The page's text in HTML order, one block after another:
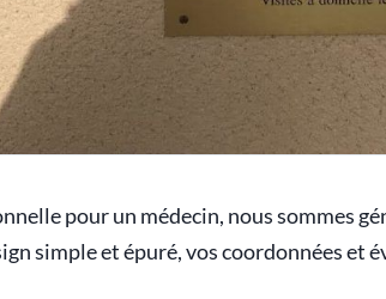
pour un médecin, nous sommes
simple et épuré, vos coordonnées et